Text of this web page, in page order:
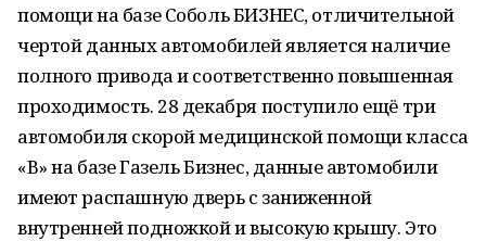
помощи на базе Соболь БИЗНЕС, отличительной
чертой данных автомобилей является наличие
полного привода и соответственно повышенная
проходимость. 28 декабря поступило ещё три
автомобиля скорой медицинской помощи класса
«В» на базе Газель Бизнес, данные автомобили
имеют распашную дверь с заниженной
внутренней подножкой и высокую крышу. Это